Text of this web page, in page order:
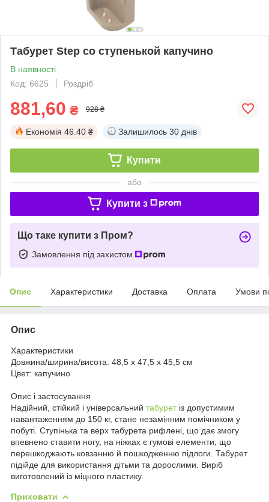
Табурет Step со ступенькой капучино
В наявності
Код: 6625
Роздріб
881,60 ₴ 928 ₴
Економія 46.40 ₴ Залишилось 30 днів
Купити
або
Купити з
Що таке купити з Пром?
Замовлення під захистом
Опис Характеристики Доставка Оплата Умови
Опис
Характеристики
Довжина/ширина/висота: 48,5 x 47,5 x 45,5 см
Цвет: капучино
Опис і застосування
Надійний, стійкий і універсальний табуретіз допустимим
навантаженням до 150 кг, стане незамінним помічником у
побуті. Ступінька та верх табурета рифлені, що дає змогу
впевнено ставити ногу, на ніжках є гумові елементи, що
перешкоджають ковзанню й пошкодженню підлоги. Табурет
підійде для використання дітьми та дорослими. Виріб
виготовлений із міцного пластику.
Приховати